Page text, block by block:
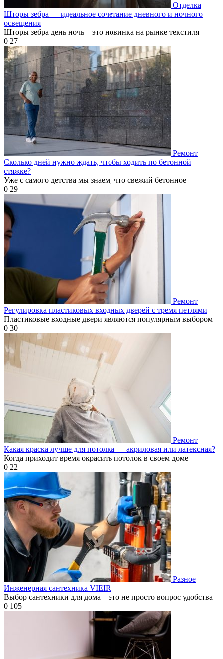
Отделка
Шторы зебра — идеальное сочетание дневного и ночного
освещения
Шторы зебра день ночь – это новинка на рынке текстиля
0 27
Ремонт
Сколько дней нужно ждать, чтобы ходить по бетонной
стяжке?
Уже с самого детства мы знаем, что свежий бетонное
0 29
Ремонт
Регулировка пластиковых входных дверей с тремя петлями
Пластиковые входные двери являются популярным выбором
0 30
Ремонт
Какая краска лучше для потолка — акриловая или латексная?
Когда приходит время окрасить потолок в своем доме
0 22
Разное
Инженерная сантехника VIEIR
Выбор сантехники для дома – это не просто вопрос удобства
0 105